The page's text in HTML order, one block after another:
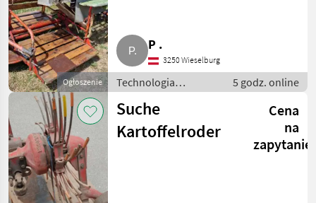
Ogłoszenie
P .
3250 Wieselburg
Technologia
ziemniaczana / Inne
rozwiązania
technologiczne dla
ziemniaków
5 godz. online
Suche
Kartoffelroder
Cena
na
zapytanie